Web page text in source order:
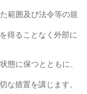
範囲及び法令等の規
得ることなく外部に
態に保つとともに、
な措置を講じます。